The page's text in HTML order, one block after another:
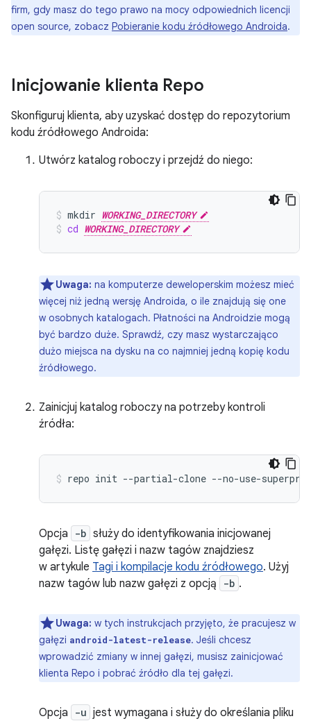
firm, gdy masz do tego prawo na mocy odpowiednich licencji
open source, zobacz Pobieranie kodu źródłowego Androida.
Inicjowanie klienta Repo
Skonfiguruj klienta, aby uzyskać dostęp do repozytorium
kodu źródłowego Androida:
Utwórz katalog roboczy i przejdź do niego:
mkdir WORKING_DIRECTORY
cd WORKING_DIRECTORY
Uwaga: na komputerze deweloperskim możesz mieć
więcej niż jedną wersję Androida, o ile znajdują się one
w osobnych katalogach. Płatności na Androidzie mogą
być bardzo duże. Sprawdź, czy masz wystarczająco
dużo miejsca na dysku na co najmniej jedną kopię kodu
źródłowego.
Zainicjuj katalog roboczy na potrzeby kontroli
źródła:
repo init --partial-clone --no-use-
Opcja -b służy do identyfikowania inicjowanej
gałęzi. Listę gałęzi i nazw tagów znajdziesz
w artykule Tagi i kompilacje kodu źródłowego. Użyj
nazw tagów lub nazw gałęzi z opcją
-b .
Uwaga: w tych instrukcjach przyjęto, że pracujesz w
gałęzi android-latest-release. Jeśli chcesz
wprowadzić zmiany w innej gałęzi, musisz zainicjować
klienta Repo i pobrać źródło dla tej gałęzi.
Opcja -u jest wymagana i służy do określania pliku